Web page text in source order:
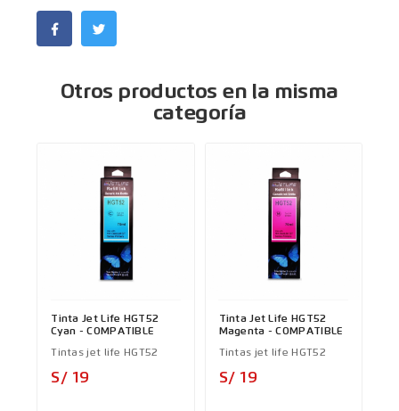
Otros productos en la misma
categoría
Tinta Jet Life HGT52
Cyan - COMPATIBLE
Tintas jet life HGT52
S/ 19
Tinta Jet Life HGT52
Magenta - COMPATIBLE
Tintas jet life HGT52
S/ 19